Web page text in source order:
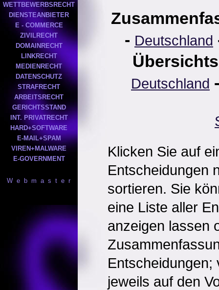
WETTBEWERBSRECHT
DIENSTEANBIETER
E - COMMERCE
ZIVILRECHT
DOMAINRECHT
LINKRECHT
MEDIENRECHT
DATENSCHUTZ
STRAFRECHT
ARBEITSRECHT
GERICHTSSTAND
INT. PRIVATRECHT
HARD+SOFTWARE
E-MAIL+SPAM
VIREN+MALWARE
E-GOVERNMENT
W e b m a s t e r
- Deutschland
Deutschland
Klicken Sie auf
Entscheidungen
sortieren. Sie
eine Liste aller
anzeigen lassen
Entscheidungen;
jeweils auf den